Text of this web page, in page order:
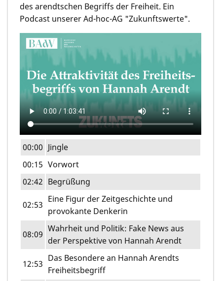
des arendtschen Begriffs der Freiheit. Ein
Podcast unserer Ad-hoc-AG "Zukunftswerte".
00:00 Jingle
00:15 Vorwort
02:42 Begrüßung
02:53
Eine Figur der Zeitgeschichte und
provokante Denkerin
08:09
Wahrheit und Politik: Fake News aus
der Perspektive von Hannah Arendt
12:53
Das Besondere an Hannah Arendts
Freiheitsbegriff